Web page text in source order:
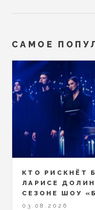
САМОЕ
КТО РИСКНЁТ
ЛАРИСЕ
СЕЗОНЕ ШОУ
03.08.2026